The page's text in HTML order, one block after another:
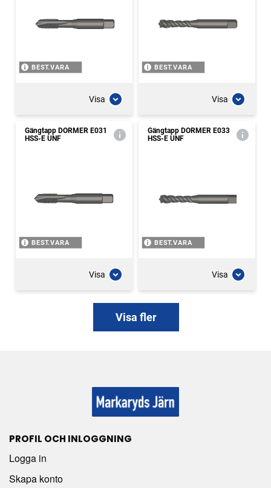
BEST.VARA
Visa
BEST.VARA
Visa
Gängtapp DORMER E031
HSS-E UNF
BEST.VARA
Visa
Gängtapp DORMER E033
HSS-E UNF
BEST.VARA
Visa
Visa fler
PROFIL OCH INLOGGNING
Logga in
Skapa konto